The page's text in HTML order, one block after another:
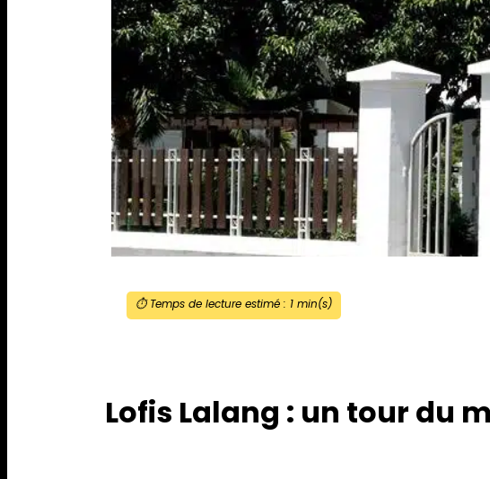
⏱️ Temps de lecture estimé : 1min(s)
Lofis Lalang : un tour du